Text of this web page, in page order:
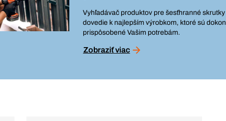
Vyhľadávač produktov pre šesťhranné skrutky
dovedie k najlepším výrobkom, ktoré sú
prispôsobené Vašim potrebám.
Zobraziť viac